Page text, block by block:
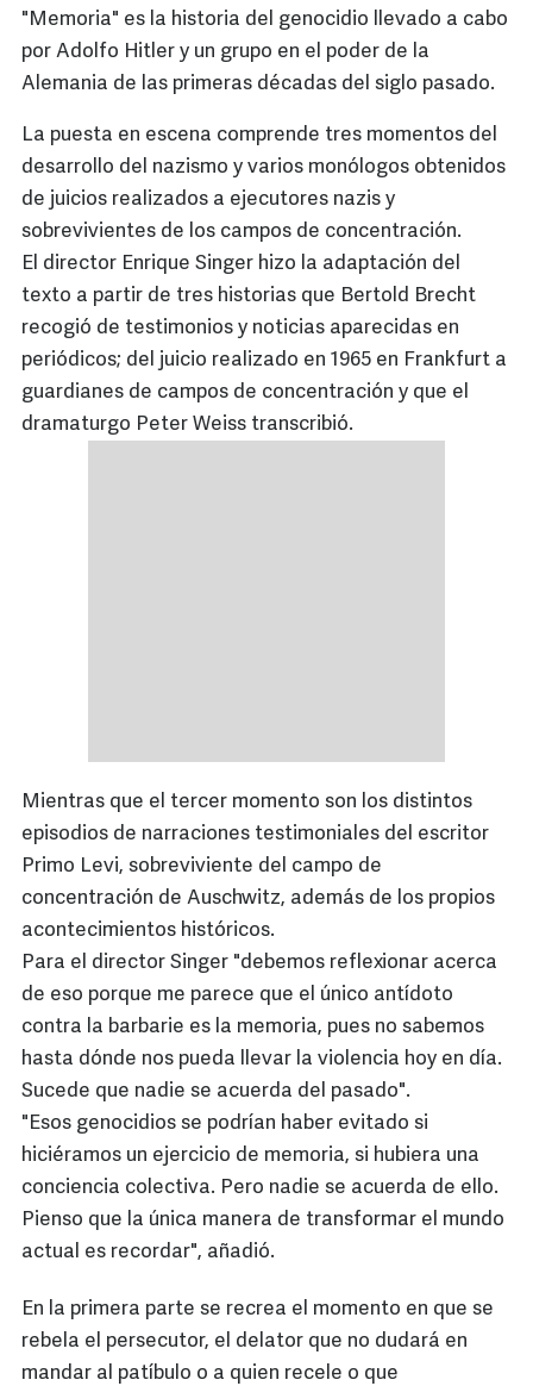
"Memoria" es la historia del genocidio llevado a cabo
por Adolfo Hitler y un grupo en el poder de la
Alemania de las primeras décadas del siglo pasado.
La puesta en escena comprende tres momentos del
desarrollo del nazismo y varios monólogos obtenidos
de juicios realizados a ejecutores nazis y
sobrevivientes de los campos de concentración.
El director Enrique Singer hizo la adaptación del
texto a partir de tres historias que Bertold Brecht
recogió de testimonios y noticias aparecidas en
periódicos; del juicio realizado en 1965 en Frankfurt a
guardianes de campos de concentración y que el
dramaturgo Peter Weiss transcribió.
Mientras que el tercer momento son los distintos
episodios de narraciones testimoniales del escritor
Primo Levi, sobreviviente del campo de
concentración de Auschwitz, además de los propios
acontecimientos históricos.
Para el director Singer "debemos reflexionar acerca
de eso porque me parece que el único antídoto
contra la barbarie es la memoria, pues no sabemos
hasta dónde nos pueda llevar la violencia hoy en día.
Sucede que nadie se acuerda del pasado".
"Esos genocidios se podrían haber evitado si
hiciéramos un ejercicio de memoria, si hubiera una
conciencia colectiva. Pero nadie se acuerda de ello.
Pienso que la única manera de transformar el mundo
actual es recordar", añadió.
En la primera parte se recrea el momento en que se
rebela el persecutor, el delator que no dudará en
mandar al patíbulo o a quien recele o que